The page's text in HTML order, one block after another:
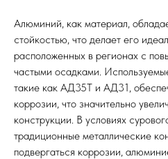
Алюминий, как материал,
стойкостью, что делает его
расположенных в регионах с
частыми осадками.
такие как АД35Т и АД31,
коррозии, что значительно
конструкции. В условиях
традиционные металлические
подвергаться коррозии,